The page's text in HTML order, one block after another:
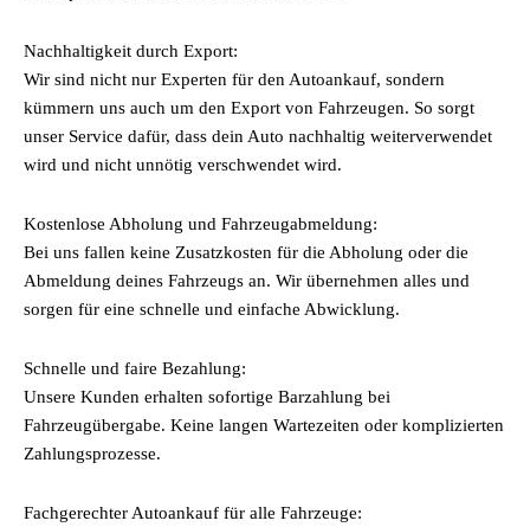
Nachhaltigkeit durch Export:
Wir sind nicht nur Experten für den Autoankauf, sondern
kümmern uns auch um den Export von Fahrzeugen. So sorgt
unser Service dafür, dass dein Auto nachhaltig weiterverwendet
wird und nicht unnötig verschwendet wird.
Kostenlose Abholung und Fahrzeugabmeldung:
Bei uns fallen keine Zusatzkosten für die Abholung oder die
Abmeldung deines Fahrzeugs an. Wir übernehmen alles und
sorgen für eine schnelle und einfache Abwicklung.
Schnelle und faire Bezahlung:
Unsere Kunden erhalten sofortige Barzahlung bei
Fahrzeugübergabe. Keine langen Wartezeiten oder komplizierten
Zahlungsprozesse.
Fachgerechter Autoankauf für alle Fahrzeuge: